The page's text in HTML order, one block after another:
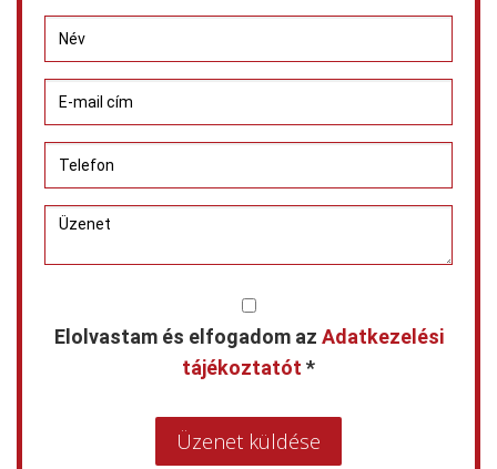
Elolvastam és elfogadom az Adatkezelési
tájékoztatót *
Üzenet küldése